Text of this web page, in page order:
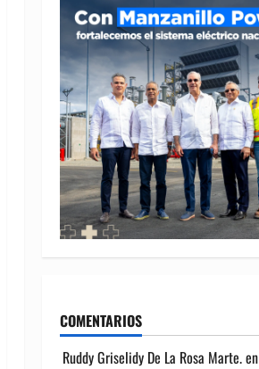
COMENTARIOS
Ruddy Griselidy De La Rosa Marte.en